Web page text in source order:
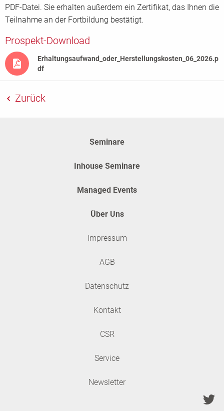
PDF-Datei. Sie erhalten außerdem ein Zertifikat, das Ihnen die
Teilnahme an der Fortbildung bestätigt.
Prospekt-Download
Erhaltungsaufwand_oder_Herstellungskosten_06_2026.p
df
Zurück
Seminare
Inhouse Seminare
Managed Events
Über Uns
Impressum
AGB
Datenschutz
Kontakt
CSR
Service
Newsletter